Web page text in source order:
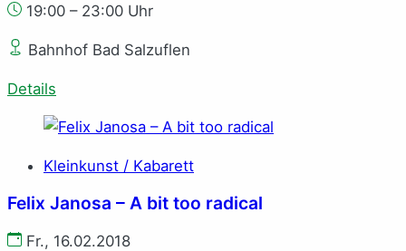
19:00 – 23:00 Uhr
Bahnhof Bad Salzuflen
Details
Kleinkunst / Kabarett
Felix Janosa – A bit too radical
Fr., 16.02.2018